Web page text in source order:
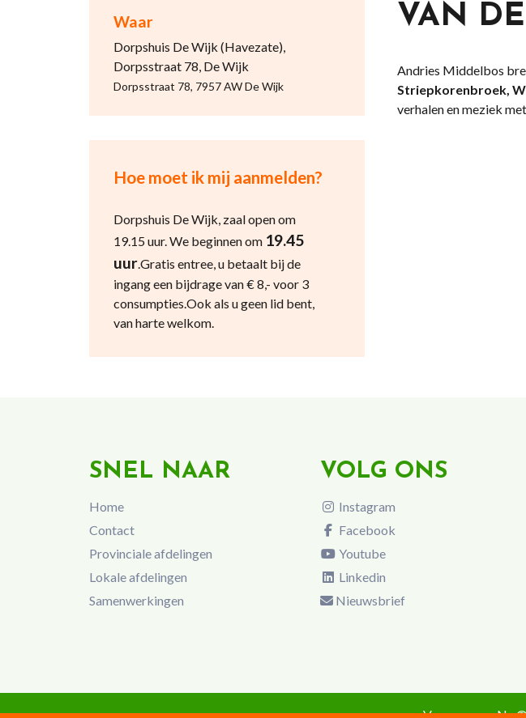
Waar
Dorpshuis De Wijk (Havezate),
Dorpsstraat 78, De Wijk
Dorpsstraat 78, 7957 AW De Wijk
Hoe moet ik mij aanmelden?
Dorpshuis De Wijk, zaal open om
19.15 uur. We beginnen om 19.45
uur.Gratis entree, u betaalt bij de
ingang een bijdrage van € 8,- voor 3
consumpties.Ook als u geen lid bent,
van harte welkom.
VAN
Andries Middelbos
Striepkorenbroek,
verhalen en meziek
SNEL NAAR
Home
Contact
Provinciale afdelingen
Lokale afdelingen
Samenwerkingen
VOLG ONS
Instagram
Facebook
Youtube
Linkedin
Nieuwsbrief
Vrouwen van Nu